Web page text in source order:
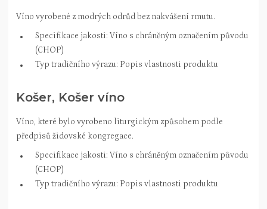
Víno vyrobené z modrých odrůd bez nakvášení rmutu.
Specifikace jakosti: Víno s chráněným označením původu
(CHOP)
Typ tradičního výrazu: Popis vlastnosti produktu
Košer, Košer víno
Víno, které bylo vyrobeno liturgickým způsobem podle
předpisů židovské kongregace.
Specifikace jakosti: Víno s chráněným označením původu
(CHOP)
Typ tradičního výrazu: Popis vlastnosti produktu